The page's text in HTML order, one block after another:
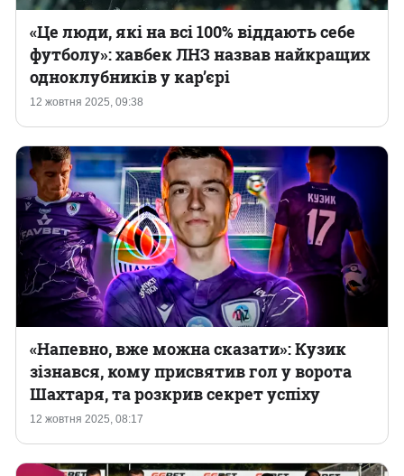
12 жовтня 2025, 09:38
«Це люди, які на всі 100% віддають себе
футболу»: хавбек ЛНЗ назвав найкращих
одноклубників у кар’єрі
12 жовтня 2025, 08:17
«Напевно, вже можна сказати»: Кузик
зізнався, кому присвятив гол у ворота
Шахтаря, та розкрив секрет успіху